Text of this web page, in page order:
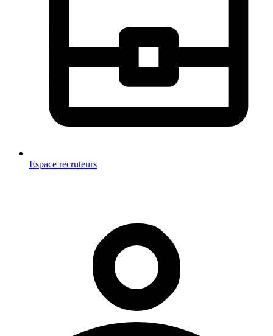
Espace recruteurs